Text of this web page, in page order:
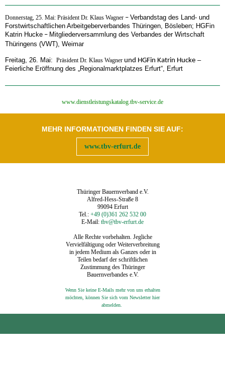
‍Donnerstag, 25. Mai: Präsident Dr. Klaus Wagner – Verbandstag des Land- und
Forstwirtschaftlichen Arbeitgeberverbandes Thüringen, Bösleben; HGFin
Katrin Hucke – Mitgliederversammlung des Verbandes der Wirtschaft
Thüringens (VWT), Weimar
Freitag, 26. Mai: Präsident Dr. Klaus Wagner und HGFin Katrin Hucke –
Feierliche Eröffnung des „Regionalmarktplatzes Erfurt“, Erfurt
‍www.dienstleistungskatalog.tbv-service.de
MEHR INFORMATIONEN FINDEN SIE AUF:
www.tbv-erfurt.de
Thüringer Bauernverband e.V.
Alfred-Hess-Straße 8
99094 Erfurt
Tel.: +49 (0)361 262 532 00
E-Mail: tbv@tbv-erfurt.de
Alle Rechte vorbehalten. Jegliche
Vervielfältigung oder Weiterverbreitung
in jedem Medium als Ganzes oder in
Teilen bedarf der schriftlichen
Zustimmung des Thüringer
Bauernverbandes e.V.
Wenn Sie keine E-Mails mehr von uns erhalten
möchten, können Sie sich vom Newsletter hier
abmelden.